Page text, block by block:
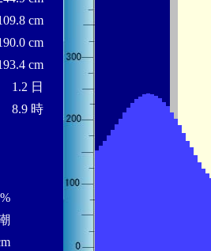
cm
cm
cm
1.2 日
8.9 時